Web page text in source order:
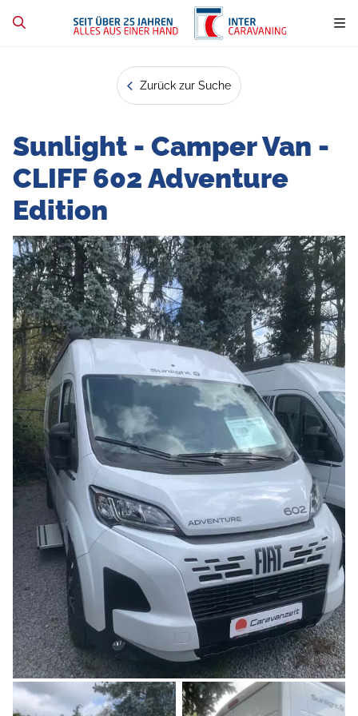
Zurück zur Suche
Sunlight - Camper Van -
CLIFF 602 Adventure
Edition